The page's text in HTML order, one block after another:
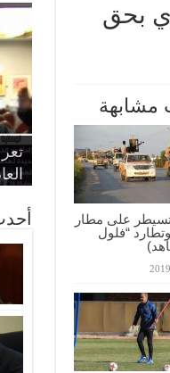
بحق
مشابهة
تسيطر على مطار
“فلول